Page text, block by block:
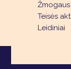
Teisės
Leidiniai